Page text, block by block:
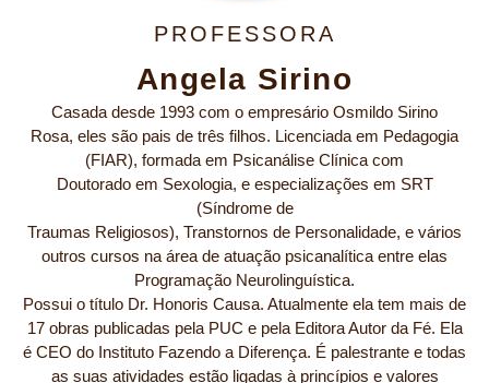
PROFESSORA
Angela Sirino
Casada desde 1993 com o empresário Osmildo Sirino
Rosa, eles são pais de três filhos. Licenciada em Pedagogia
(FIAR), formada em Psicanálise Clínica com
Doutorado em Sexologia, e especializações em SRT
(Síndrome de
Traumas Religiosos), Transtornos de Personalidade, e vários
outros cursos na área de atuação psicanalítica entre elas
Programação Neurolinguística.
Possui o título Dr. Honoris Causa. Atualmente ela tem mais de
17 obras publicadas pela PUC e pela Editora Autor da Fé. Ela
é CEO do Instituto Fazendo a Diferença. É palestrante e todas
as suas atividades estão ligadas à princípios e valores